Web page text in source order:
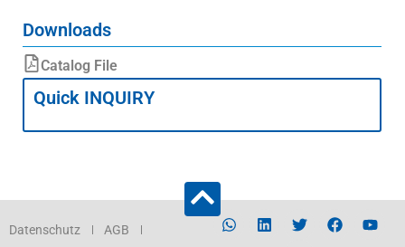
Quick INQUIRY
Downloads
Catalog File
Datenschutz AGB